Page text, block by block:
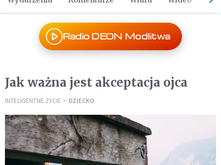
Radio DEON Modlitwa
Jak ważna jest akceptacja ojca
INTELIGENTNE ŻYCIE DZIECKO